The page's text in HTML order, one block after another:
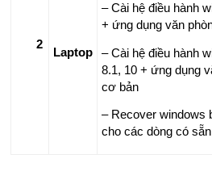
2
Laptop
– Cài hệ điều hành
+ ứng dụng văn
– Cài hệ điều hành
8.1, 10 + ứng dụng
cơ bản
– Recover windows
cho các dòng có sẵn